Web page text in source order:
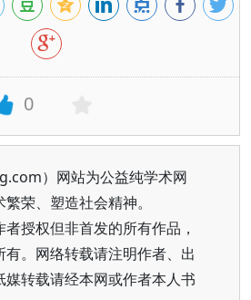
0
）网站为公益纯学术网
荣、塑造社会精神。
授权但非首发的所有作品，
有。网络转载请注明作者、出
媒转载请经本网或作者本人书